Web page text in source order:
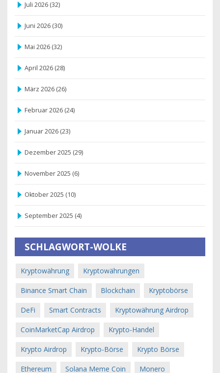
Juli 2026 (32)
Juni 2026 (30)
Mai 2026 (32)
April 2026 (28)
März 2026 (26)
Februar 2026 (24)
Januar 2026 (23)
Dezember 2025 (29)
November 2025 (6)
Oktober 2025 (10)
September 2025 (4)
SCHLAGWORT-WOLKE
Kryptowährung Kryptowährungen
Binance Smart Chain Blockchain Kryptobörse
DeFi Smart Contracts Kryptowährung Airdrop
CoinMarketCap Airdrop Krypto-Handel
Krypto Airdrop Krypto-Börse Krypto Börse
Ethereum Solana Meme Coin Monero